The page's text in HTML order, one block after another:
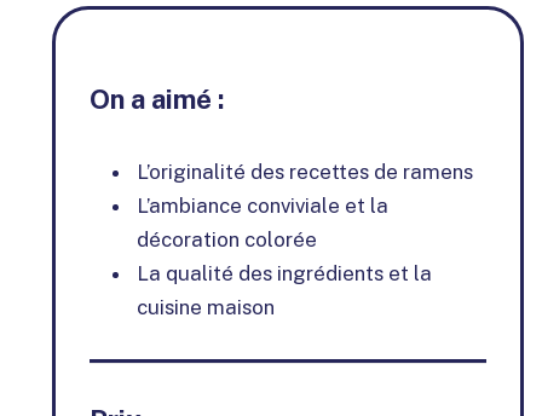
On a aimé :
L’originalité des recettes de ramens
L’ambiance conviviale et la
décoration colorée
La qualité des ingrédients et la
cuisine maison